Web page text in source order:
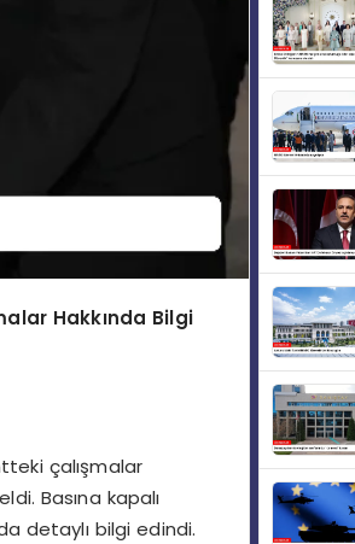
Hakkında Bilgi
çalışmalar
Basına kapalı
detaylı bilgi edindi.